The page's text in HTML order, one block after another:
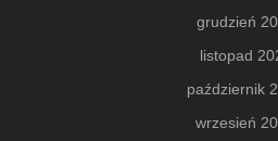
grudzień
listopad
październik
wrzesień